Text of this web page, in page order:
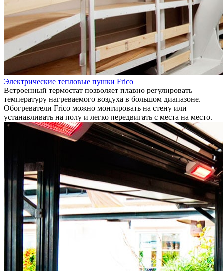
Электрические тепловые пушки Frico
Встроенный термостат позволяет плавно регулировать
температуру нагреваемого воздуха в большом диапазоне.
Обогреватели Frico можно монтировать на стену или
устанавливать на полу и легко передвигать с места на место.